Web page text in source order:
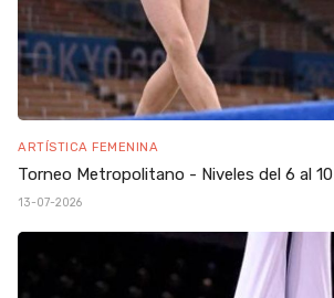
ARTÍSTICA FEMENINA
Torneo Metropolitano - Niveles del 6 al 10
13-07-2026